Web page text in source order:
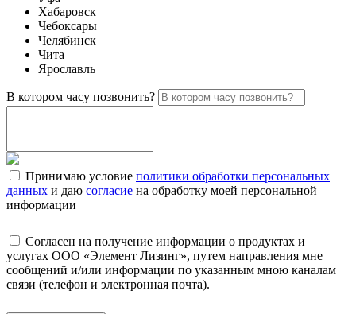
Хабаровск
Чебоксары
Челябинск
Чита
Ярославль
В котором часу позвонить?
Принимаю условие политики обработки персональных
данных и даю согласие на обработку моей персональной
информации
Согласен на получение информации о продуктах и
услугах ООО «Элемент Лизинг», путем направления мне
сообщений и/или информации по указанным мною каналам
связи (телефон и электронная почта).